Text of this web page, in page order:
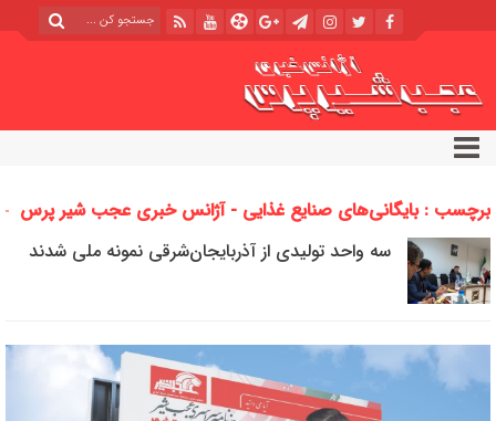
برچسب : بایگانی‌های صنایع غذایی - آژانس خبری عجب شیر پرس
سه واحد تولیدی از آذربایجان‌شرقی نمونه ملی شدند